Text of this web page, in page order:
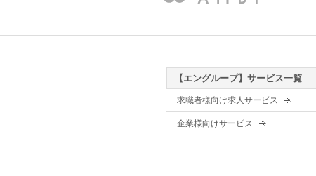
【エングループ】サービス一覧
求職者様向け求人サービス
企業様向けサービス